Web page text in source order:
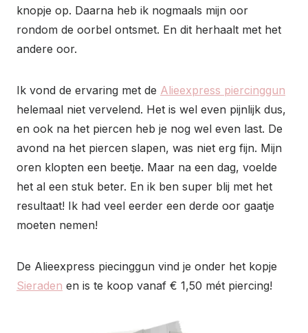
knopje op. Daarna heb ik nogmaals mijn oor
rondom de oorbel ontsmet. En dit herhaalt met het
andere oor.
Ik vond de ervaring met de Alieexpress piercinggun
helemaal niet vervelend. Het is wel even pijnlijk dus,
en ook na het piercen heb je nog wel even last. De
avond na het piercen slapen, was niet erg fijn. Mijn
oren klopten een beetje. Maar na een dag, voelde
het al een stuk beter. En ik ben super blij met het
resultaat! Ik had veel eerder een derde oor gaatje
moeten nemen!
De Alieexpress piecinggun vind je onder het kopje
Sieraden en is te koop vanaf € 1,50 mét piercing!